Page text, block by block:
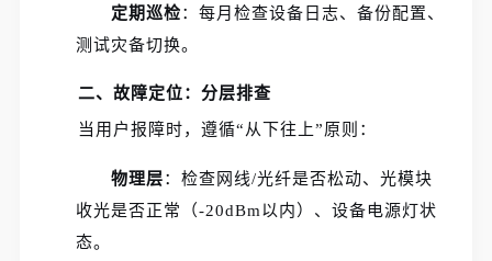
定期巡检：每月检查设备日志、备份配置、
测试灾备切换。
二、故障定位：分层排查
当用户报障时，遵循“从下往上”原则：
物理层：检查网线/光纤是否松动、光模块
收光是否正常（-20dBm以内）、设备电源灯状
态。